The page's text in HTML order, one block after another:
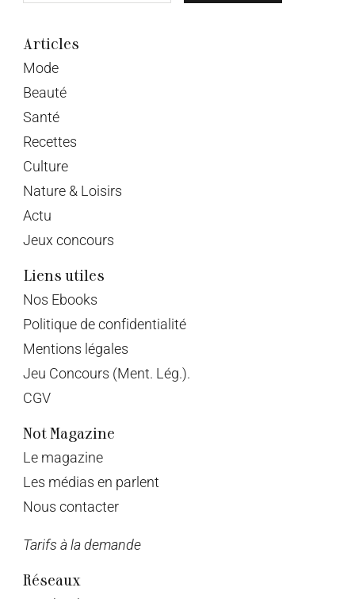
Articles
Mode
Beauté
Santé
Recettes
Culture
Nature & Loisirs
Actu
Jeux concours
Liens utiles
Nos Ebooks
Politique de confidentialité
Mentions légales
Jeu Concours (Ment. Lég.).
CGV
Not Magazine
Le magazine
Les médias en parlent
Nous contacter
Tarifs à la demande
Réseaux